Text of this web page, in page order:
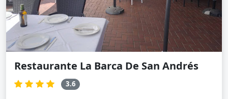
Restaurante La Barca De San Andrés
3.6